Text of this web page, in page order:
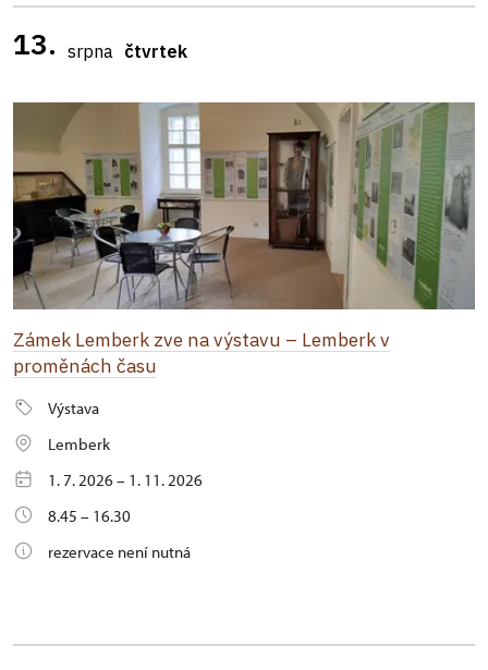
13. srpna čtvrtek
Zámek Lemberk zve na výstavu – Lemberk v
proměnách času
Výstava
Lemberk
1. 7. 2026 – 1. 11. 2026
8.45 – 16.30
rezervace není nutná